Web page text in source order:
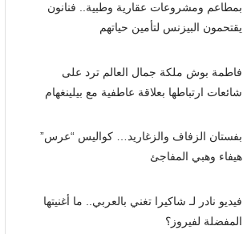
بمطاعم ومشروعات عقارية وطبية.. فنانون
يقتحمون البيزنس لتأمين حياتهم
فاطمة بوش ملكة جمال العالم ترد على
شائعات ارتباطها بعلاقة عاطفية مع بيلينغهام
بفستان الزفاف والزغاريد… كواليس “عرس”
هيفاء وهبي المفاجئ
فيديو نادر لـ شاكيرا تغني بالعربي.. ما أغنيتها
المفضلة لفيروز؟